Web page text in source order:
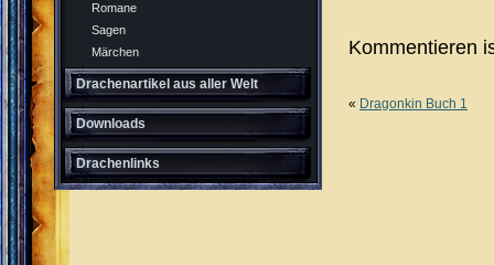
Romane
Sagen
Märchen
Drachenartikel aus aller Welt
Downloads
Drachenlinks
Kommentieren
« Dragonkin Buch 1